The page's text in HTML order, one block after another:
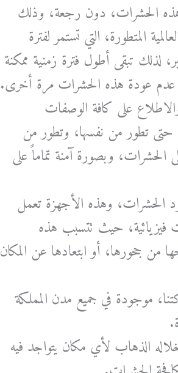
هذه الحشرات، دون رجعة، وذلك
المتطورة، التي تستمر لفترة
لذلك تبقى أطول فترة زمنية ممكنة
عودة هذه الحشرات مرة أخرى.
على كافة الوصفات
حتى تطور من نفسها، وتطور من
وبصورة آمنة تماماً على
الحشرات، وهذه الأجهزة تعمل
حيث تتسبب هذه
من جحورها، أو ابتعادها عن المكان
موجودة في جميع مدن المملكة
الذهاب لأي مكان يتواجد فيه